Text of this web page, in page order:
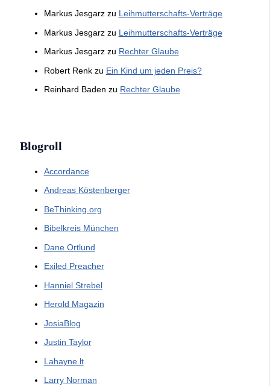
Markus Jesgarzzu Leihmutterschafts-Verträge
Markus Jesgarzzu Leihmutterschafts-Verträge
Markus Jesgarzzu Rechter Glaube
Robert Renkzu Ein Kind um jeden Preis?
Reinhard Baden zu Rechter Glaube
Blogroll
Accordance
Andreas Köstenberger
BeThinking.org
Bibelkreis München
Dane Ortlund
Exiled Preacher
Hanniel Strebel
Herold Magazin
JosiaBlog
Justin Taylor
Lahayne.lt
Larry Norman